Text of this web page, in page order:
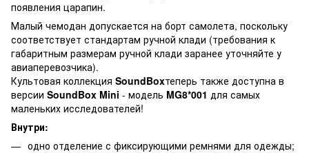
появления царапин.
Малый чемодан допускается на борт самолета, поскольку
соответствует стандартам ручной клади (требования к
габаритным размерам ручной клади заранее уточняйте у
авиаперевозчика).
Культовая коллекция SoundBoxтеперь также доступна в
версии SoundBox Mini - модель MG8*001 для самых
маленьких исследователей!
Внутри:
одно отделение с фиксирующими ремнями для одежды;